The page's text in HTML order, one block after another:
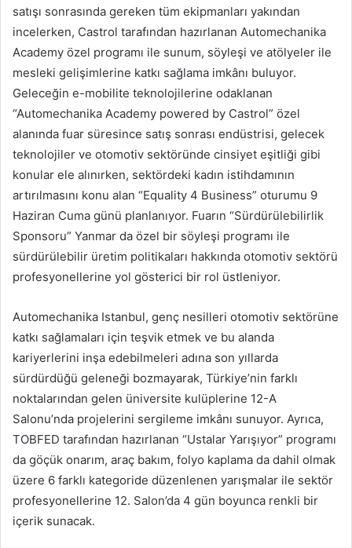
satışı sonrasında gereken tüm ekipmanları yakından
incelerken, Castrol tarafından hazırlanan Automechanika
Academy özel programı ile sunum, söyleşi ve atölyeler ile
mesleki gelişimlerine katkı sağlama imkânı buluyor.
Geleceğin e-mobilite teknolojilerine odaklanan
“Automechanika Academy powered by Castrol” özel
alanında fuar süresince satış sonrası endüstrisi, gelecek
teknolojiler ve otomotiv sektöründe cinsiyet eşitliği gibi
konular ele alınırken, sektördeki kadın istihdamının
artırılmasını konu alan “Equality 4 Business” oturumu 9
Haziran Cuma günü planlanıyor. Fuarın “Sürdürülebilirlik
Sponsoru” Yanmar da özel bir söyleşi programı ile
sürdürülebilir üretim politikaları hakkında otomotiv sektörü
profesyonellerine yol gösterici bir rol üstleniyor.
Automechanika Istanbul, genç nesilleri otomotiv sektörüne
katkı sağlamaları için teşvik etmek ve bu alanda
kariyerlerini inşa edebilmeleri adına son yıllarda
sürdürdüğü geleneği bozmayarak, Türkiye’nin farklı
noktalarından gelen üniversite kulüplerine 12-A
Salonu’nda projelerini sergileme imkânı sunuyor. Ayrıca,
TOBFED tarafından hazırlanan “Ustalar Yarışıyor” programı
da göçük onarım, araç bakım, folyo kaplama da dahil olmak
üzere 6 farklı kategoride düzenlenen yarışmalar ile sektör
profesyonellerine 12. Salon’da 4 gün boyunca renkli bir
içerik sunacak.